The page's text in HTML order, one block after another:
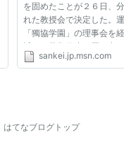
を固めたことが２６日、
れた教授会で決定した。
「獨協学園」の理事会を
近く、募集停止の届け出
る。 同法科大学院は今
sankei.jp.msn.com
はてなブログトップ